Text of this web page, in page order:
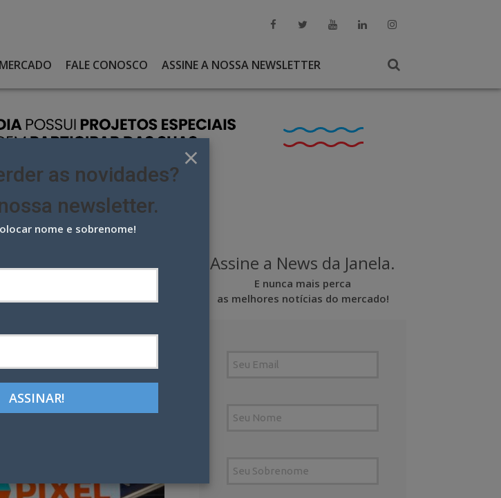
FALE CONOSCO ASSINE A NOSSA NEWSLETTER
Media
Pinterest
Assine a News da Janela.
E nunca mais perca
as melhores notícias do mercado!
×
as novidades?
newsletter.
nome e sobrenome!